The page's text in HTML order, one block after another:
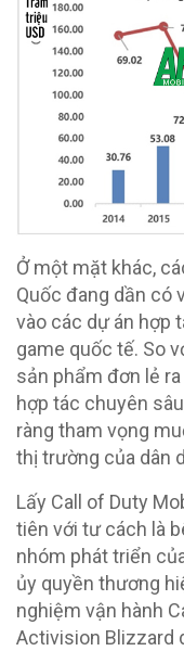
Ở một mặt khác,
Quốc đang dần có
vào các dự án hợp
game quốc tế. So
sản phẩm đơn lẻ
hợp tác chuyên
ràng tham vọng
thị trường của dân
Lấy Call of Duty
tiên với tư cách là
nhóm phát triển
ủy quyền thương
nghiệm vận hành
Activision Blizzard